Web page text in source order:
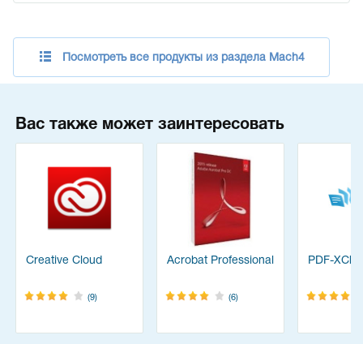
Посмотреть все продукты из раздела Mach4
Вас также может заинтересовать
Creative Cloud
(9)
Acrobat Professional
(6)
PDF-